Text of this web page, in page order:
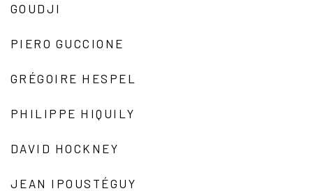
GOUDJI
PIERO GUCCIONE
GRÉGOIRE HESPEL
PHILIPPE HIQUILY
DAVID HOCKNEY
JEAN IPOUSTÉGUY